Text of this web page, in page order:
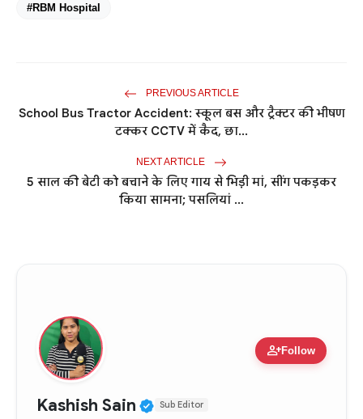
#RBM Hospital
PREVIOUS ARTICLE
School Bus Tractor Accident: स्कूल बस और ट्रैक्टर की भीषण
टक्कर CCTV में कैद, छा...
NEXT ARTICLE
5 साल की बेटी को बचाने के लिए गाय से भिड़ी मां, सींग पकड़कर
किया सामना; पसलियां ...
person_addFollow
Kashish Sain Verified Public Figure •
Sub Editor